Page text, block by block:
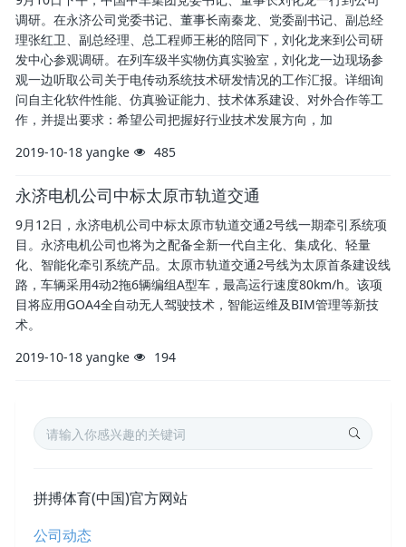
调研。在永济公司党委书记、董事长南秦龙、党委副书记、副总经
理张红卫、副总经理、总工程师王彬的陪同下，刘化龙来到公司研
发中心参观调研。在列车级半实物仿真实验室，刘化龙一边现场参
观一边听取公司关于电传动系统技术研发情况的工作汇报。详细询
问自主化软件性能、仿真验证能力、技术体系建设、对外合作等工
作，并提出要求：希望公司把握好行业技术发展方向，加
2019-10-18 yangke 485
永济电机公司中标太原市轨道交通
9月12日，永济电机公司中标太原市轨道交通2号线一期牵引系统项
目。永济电机公司也将为之配备全新一代自主化、集成化、轻量
化、智能化牵引系统产品。太原市轨道交通2号线为太原首条建设线
路，车辆采用4动2拖6辆编组A型车，最高运行速度80km/h。该项
目将应用GOA4全自动无人驾驶技术，智能运维及BIM管理等新技
术。
2019-10-18 yangke 194
拼搏体育(中国)官方网站
公司动态